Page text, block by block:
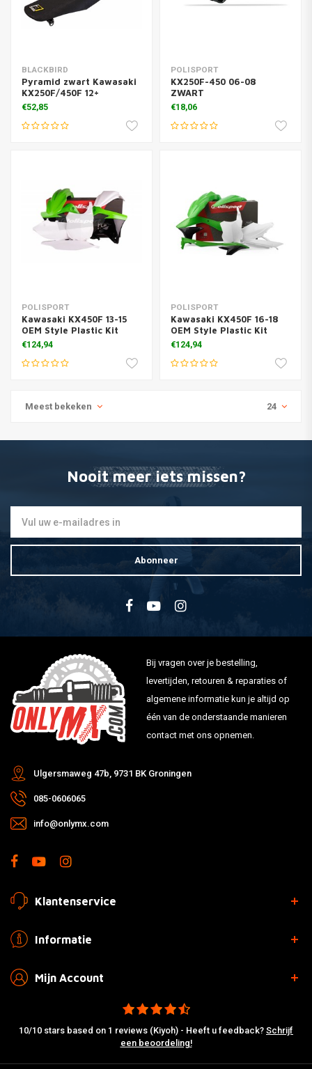
BLACKBIRD
Pyramid zwart Kawasaki
KX250F/450F 12+
€52,85
POLISPORT
KX250F-450 06-08
ZWART
€18,06
POLISPORT
Kawasaki KX450F 13-15
OEM Style Plastic Kit
€124,94
POLISPORT
Kawasaki KX450F 16-18
OEM Style Plastic Kit
€124,94
Meest bekeken 24
Nooit meer iets missen?
Abonneer
Bij vragen over je bestelling,
levertijden, retouren & reparaties of
algemene informatie kun je altijd op
één van de onderstaande manieren
contact met ons opnemen.
Ulgersmaweg 47b, 9731 BK Groningen
085-0606065
info@onlymx.com
Klantenservice
Informatie
Mijn Account
10/10 stars based on 1 reviews (Kiyoh) - Heeft u feedback? Schrijf
een beoordeling!